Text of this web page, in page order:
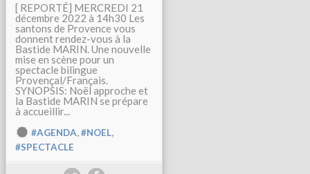
[ REPORTÉ] MERCREDI 21
décembre 2022 à 14h30 Les
santons de Provence vous
donnent rendez-vous à la
Bastide MARIN. Une nouvelle
mise en scène pour un
spectacle bilingue
Provençal/Français.
SYNOPSIS: Noël approche et
la Bastide MARIN se prépare
à accueillir...
#AGENDA,#NOEL,
#SPECTACLE